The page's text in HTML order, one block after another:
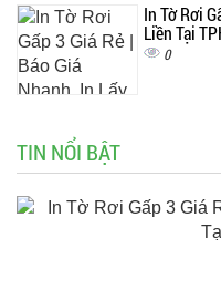
In Tờ Rơi
Liền Tại
0
TIN NỔI BẬT